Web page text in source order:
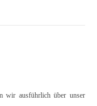
wir ausführlich über unser